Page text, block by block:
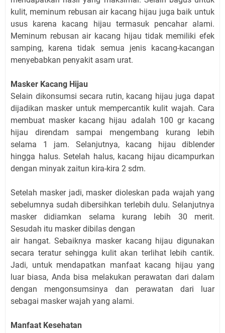
kulit, meminum rebusan air kacang hijau juga baik untuk
usus karena kacang hijau termasuk pencahar alami.
Meminum rebusan air kacang hijau tidak memiliki efek
samping, karena tidak semua jenis kacang-kacangan
menyebabkan penyakit asam urat.
Masker Kacang Hijau
Selain dikonsumsi secara rutin, kacang hijau juga dapat
dijadikan masker untuk mempercantik kulit wajah. Cara
membuat masker kacang hijau adalah 100 gr kacang
hijau direndam sampai mengembang kurang lebih
selama 1 jam. Selanjutnya, kacang hijau diblender
hingga halus. Setelah halus, kacang hijau dicampurkan
dengan minyak zaitun kira-kira 2 sdm.
Setelah masker jadi, masker dioleskan pada wajah yang
sebelumnya sudah dibersihkan terlebih dulu. Selanjutnya
masker didiamkan selama kurang lebih 30 merit.
Sesudah itu masker dibilas dengan
air hangat. Sebaiknya masker kacang hijau digunakan
secara teratur sehingga kulit akan terlihat lebih cantik.
Jadi, untuk mendapatkan manfaat kacang hijau yang
luar biasa, Anda bisa melakukan perawatan dari dalam
dengan mengonsumsinya dan perawatan dari luar
sebagai masker wajah yang alami.
Manfaat Kesehatan